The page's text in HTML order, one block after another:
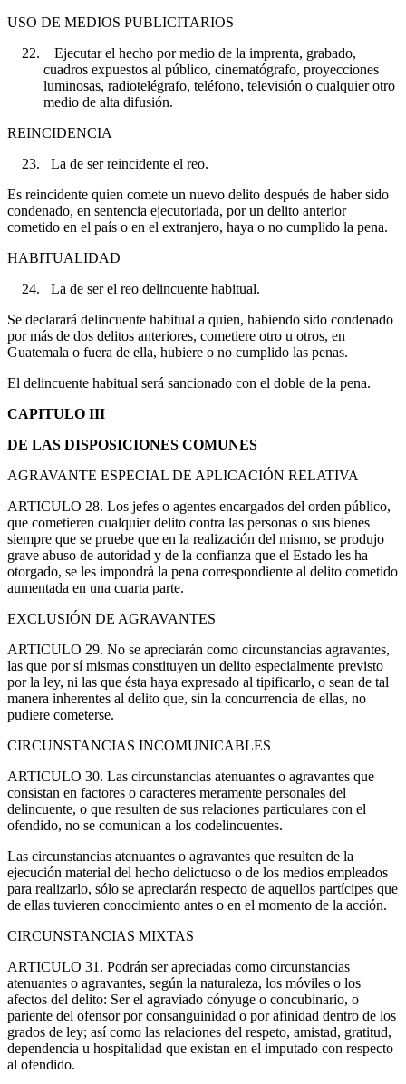
USO DE MEDIOS PUBLICITARIOS
Ejecutar el hecho por medio de la imprenta, grabado,
cuadros expuestos al público, cinematógrafo, proyecciones
luminosas, radiotelégrafo, teléfono, televisión o cualquier otro
medio de alta difusión.
REINCIDENCIA
La de ser reincidente el reo.
Es reincidente quien comete un nuevo delito después de haber sido
condenado, en sentencia ejecutoriada, por un delito anterior
cometido en el país o en el extranjero, haya o no cumplido la pena.
HABITUALIDAD
La de ser el reo delincuente habitual.
Se declarará delincuente habitual a quien, habiendo sido condenado
por más de dos delitos anteriores, cometiere otro u otros, en
Guatemala o fuera de ella, hubiere o no cumplido las penas.
El delincuente habitual será sancionado con el doble de la pena.
CAPITULO III
DE LAS DISPOSICIONES COMUNES
AGRAVANTE ESPECIAL DE APLICACIÓN RELATIVA
ARTICULO 28. Los jefes o agentes encargados del orden público,
que cometieren cualquier delito contra las personas o sus bienes
siempre que se pruebe que en la realización del mismo, se produjo
grave abuso de autoridad y de la confianza que el Estado les ha
otorgado, se les impondrá la pena correspondiente al delito cometido
aumentada en una cuarta parte.
EXCLUSIÓN DE AGRAVANTES
ARTICULO 29. No se apreciarán como circunstancias agravantes,
las que por sí mismas constituyen un delito especialmente previsto
por la ley, ni las que ésta haya expresado al tipificarlo, o sean de tal
manera inherentes al delito que, sin la concurrencia de ellas, no
pudiere cometerse.
CIRCUNSTANCIAS INCOMUNICABLES
ARTICULO 30. Las circunstancias atenuantes o agravantes que
consistan en factores o caracteres meramente personales del
delincuente, o que resulten de sus relaciones particulares con el
ofendido, no se comunican a los codelincuentes.
Las circunstancias atenuantes o agravantes que resulten de la
ejecución material del hecho delictuoso o de los medios empleados
para realizarlo, sólo se apreciarán respecto de aquellos partícipes que
de ellas tuvieren conocimiento antes o en el momento de la acción.
CIRCUNSTANCIAS MIXTAS
ARTICULO 31. Podrán ser apreciadas como circunstancias
atenuantes o agravantes, según la naturaleza, los móviles o los
afectos del delito: Ser el agraviado cónyuge o concubinario, o
pariente del ofensor por consanguinidad o por afinidad dentro de los
grados de ley; así como las relaciones del respeto, amistad, gratitud,
dependencia u hospitalidad que existan en el imputado con respecto
al ofendido.